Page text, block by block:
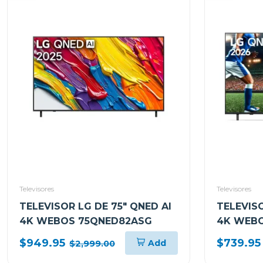
Televisores
TELEVISOR LG DE 75" QNED AI
4K WEBOS 75QNED82ASG
$949.95 $2,999.00 Add
Televisores
4K
$739.95